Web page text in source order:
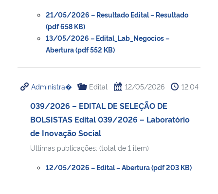
21/05/2026 – Resultado Edital – Resultado
(pdf 658 KB)
13/05/2026 – Edital_Lab_Negocios –
Abertura (pdf 552 KB)
Administra� Edital 12/05/2026 12:04
039/2026 – EDITAL DE SELEÇÃO DE
BOLSISTAS Edital 039/2026 – Laboratório
de Inovação Social
Ultimas publicações: (total de 1 item)
12/05/2026 – Edital – Abertura (pdf 203 KB)